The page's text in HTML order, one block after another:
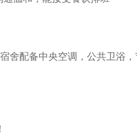
舍配备中央空调，公共卫浴，